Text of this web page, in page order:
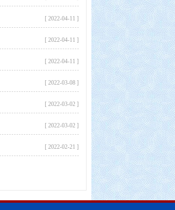
[ 2022-04-11 ]
[ 2022-04-11 ]
[ 2022-04-11 ]
[ 2022-03-08 ]
[ 2022-03-02 ]
[ 2022-03-02 ]
[ 2022-02-21 ]